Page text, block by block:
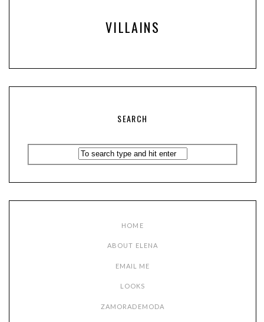
VILLAINS
SEARCH
HOME
ABOUT ELENA
EMAIL ME
LOOKS
ZAMORADEMODA